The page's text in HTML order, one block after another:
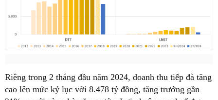
Riêng trong 2 tháng đầu năm 2024, doanh thu tiếp đà tăng
cao lên mức kỷ lục với 8.478 tỷ đồng, tăng trưởng gần